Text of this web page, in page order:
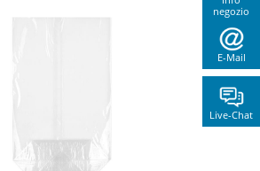
negozio
E-Mail
Live-Chat